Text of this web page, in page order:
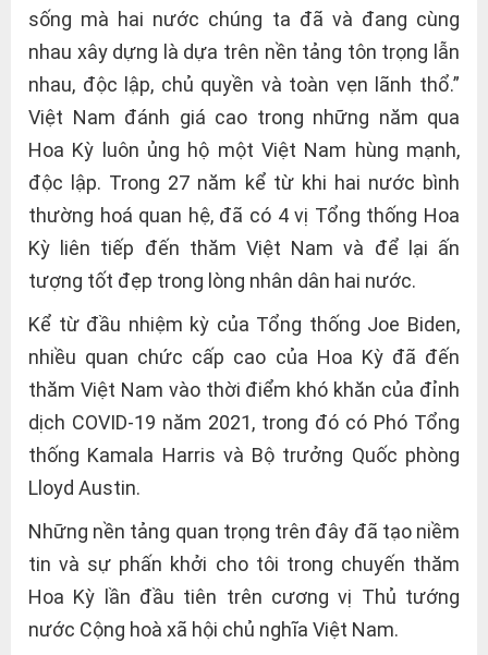
sống mà hai nước chúng ta đã và đang cùng
nhau xây dựng là dựa trên nền tảng tôn trọng lẫn
nhau, độc lập, chủ quyền và toàn vẹn lãnh thổ.”
Việt Nam đánh giá cao trong những năm qua
Hoa Kỳ luôn ủng hộ một Việt Nam hùng mạnh,
độc lập. Trong 27 năm kể từ khi hai nước bình
thường hoá quan hệ, đã có 4 vị Tổng thống Hoa
Kỳ liên tiếp đến thăm Việt Nam và để lại ấn
tượng tốt đẹp trong lòng nhân dân hai nước.
Kể từ đầu nhiệm kỳ của Tổng thống Joe Biden,
nhiều quan chức cấp cao của Hoa Kỳ đã đến
thăm Việt Nam vào thời điểm khó khăn của đỉnh
dịch COVID-19 năm 2021, trong đó có Phó Tổng
thống Kamala Harris và Bộ trưởng Quốc phòng
Lloyd Austin.
Những nền tảng quan trọng trên đây đã tạo niềm
tin và sự phấn khởi cho tôi trong chuyến thăm
Hoa Kỳ lần đầu tiên trên cương vị Thủ tướng
nước Cộng hoà xã hội chủ nghĩa Việt Nam.